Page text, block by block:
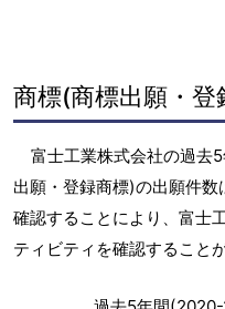
商標(商標出願・登
富士工業株式会社の過去
出願・登録商標)の出願件
確認することにより、富士
ティビティを確認すること